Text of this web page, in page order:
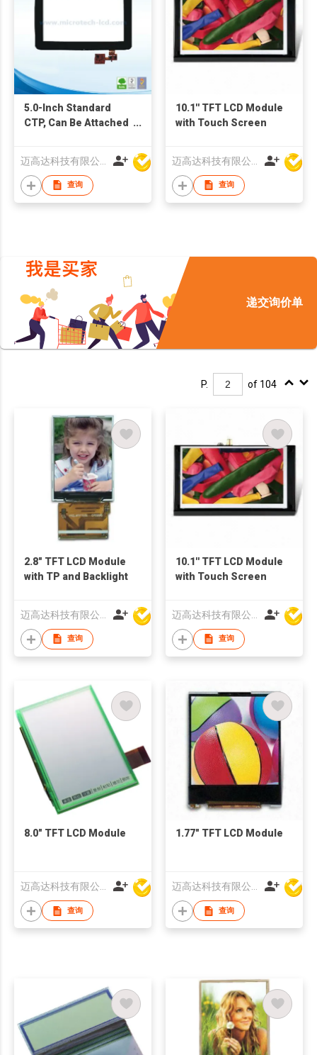
5.0-Inch Standard
CTP, Can Be Attached
查询
10.1'' TFT LCD Module
with Touch Screen
查询
递交询价单
P. of 104
2.8" TFT LCD Module
with TP and Backlight
查询
10.1'' TFT LCD Module
with Touch Screen
查询
8.0" TFT LCD Module
查询
1.77" TFT LCD Module
查询